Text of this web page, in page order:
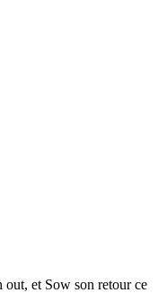
out, et Sow son retour ce